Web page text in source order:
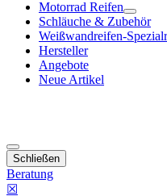
Motorrad Reifen
Schläuche & Zubehör
Weißwandreifen-
Hersteller
Angebote
Neue Artikel
Schließen
Beratung
☒